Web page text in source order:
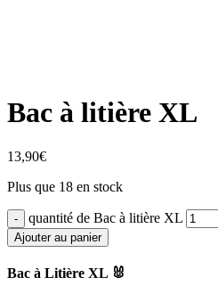
Bac à litière XL
13,90€
Plus que 18 en stock
quantité de Bac à litière XL
Ajouter au panier
Bac à Litière XL 🐰